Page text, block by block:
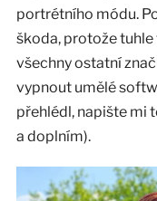
portrétního módu.
škoda, protože
všechny ostatní
vypnout umělé
přehlédl, napište mi
a doplním).